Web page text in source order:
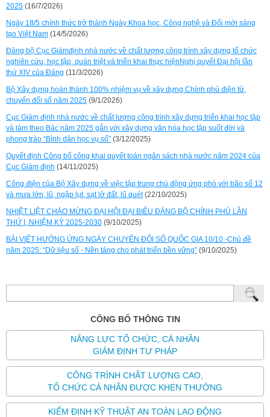
2025 (16/7/2026)
Ngày 18/5 chính thức trở thành Ngày Khoa học, Công nghệ và Đổi mới sáng
tạo Việt Nam (14/5/2026)
Đảng bộ Cục Giámđịnh nhà nước về chất lượng công trình xây dựng tổ chức
nghiên cứu, học tập, quán triệt và triển khai thực hiệnNghị quyết Đại hội lần
thứ XIV của Đảng (11/3/2026)
Bộ Xây dựng hoàn thành 100% nhiệm vụ về xây dựng Chính phủ điện tử,
chuyển đổi số năm 2025 (9/1/2026)
Cục Giám định nhà nước về chất lượng công trình xây dựng triển khai học tập
và làm theo Bác năm 2025 gắn với xây dựng văn hóa học tập suốt đời và
phong trào “Bình dân học vụ số” (3/12/2025)
Quyết định Công bố công khai quyết toán ngân sách nhà nước năm 2024 của
Cục Giám định (14/11/2025)
Công điện của Bộ Xây dựng về việc tập trung chủ động ứng phó với bão số 12
và mưa lớn, lũ, ngập lụt, sạt lở đất, lũ quét(22/10/2025)
NHIỆT LIỆT CHÀO MỪNG ĐẠI HỘI ĐẠI BIỂU ĐẢNG BỘ CHÍNH PHỦ LẦN
THỨ I, NHIỆM KỲ 2025-2030 (9/10/2025)
BÀI VIẾT HƯỞNG ỨNG NGÀY CHUYỂN ĐỔI SỐ QUỐC GIA 10/10 -Chủ đề
năm 2025: “Dữ liệu số - Nền tảng cho phát triển bền vững” (9/10/2025)
CÔNG BỐ THÔNG TIN
NĂNG LỰC TỔ CHỨC, CÁ NHÂN
GIÁM ĐỊNH TƯ PHÁP
CÔNG TRÌNH CHẤT LƯỢNG CAO,
TỔ CHỨC CÁ NHÂN ĐƯỢC KHEN THƯỞNG
KIỂM ĐỊNH KỸ THUẬT AN TOÀN LAO ĐỘNG